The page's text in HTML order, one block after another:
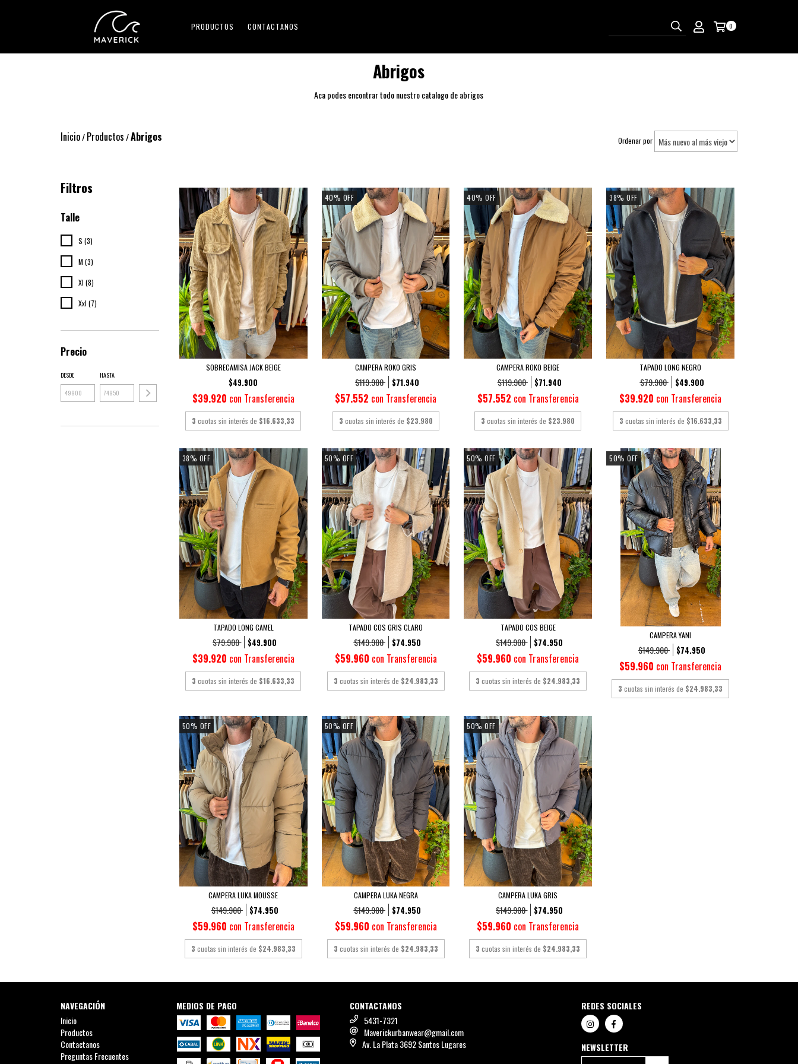
PRODUCTOS CONTACTANOS 0
Abrigos
Aca podes encontrar todo nuestro catalogo de abrigos
Inicio/Productos/Abrigos Ordenar por
Filtros
Talle
S (3)
M (3)
Xl (8)
Xxl (7)
Precio
DESDE HASTA
SOBRECAMISA JACK BEIGE
$49.900
$39.920 con Transferencia
3 cuotas sin interés de $16.633,33
40% OFF
CAMPERA ROKO GRIS
$119.900 $71.940
$57.552 con Transferencia
3 cuotas sin interés de $23.980
40%OFF
CAMPERA ROKO BEIGE
$119.900 $71.940
$57.552 con Transferencia
3 cuotas sin interés de $23.980
38%OFF
TAPADO LONG NEGRO
$79.900 $49.900
$39.920 con Transferencia
3 cuotas sin interés de $16.633,33
38% OFF
TAPADO LONG CAMEL
$79.900 $49.900
$39.920 con Transferencia
3 cuotas sin interés de $16.633,33
50% OFF
TAPADO COS GRIS CLARO
$149.900 $74.950
$59.960 con Transferencia
3 cuotas sin interés de $24.983,33
50%OFF
TAPADO COS BEIGE
$149.900 $74.950
$59.960 con Transferencia
3 cuotas sin interés de $24.983,33
50%OFF
CAMPERA YANI
$149.900 $74.950
$59.960 con Transferencia
3 cuotas sin interés de $24.983,33
50% OFF
CAMPERA LUKA MOUSSE
$149.900 $74.950
$59.960 con Transferencia
3 cuotas sin interés de $24.983,33
50% OFF
CAMPERA LUKA NEGRA
$149.900 $74.950
$59.960 con Transferencia
3 cuotas sin interés de $24.983,33
50%OFF
CAMPERA LUKA GRIS
$149.900 $74.950
$59.960 con Transferencia
3 cuotas sin interés de $24.983,33
NAVEGACIÓN
Inicio
Productos
Contactanos
Preguntas Frecuentes
MEDIOS DE PAGO
CONTACTANOS
5431-7321
Maverickurbanwear@gmail.com
Av. La Plata 3692 Santos Lugares
REDES SOCIALES
NEWSLETTER